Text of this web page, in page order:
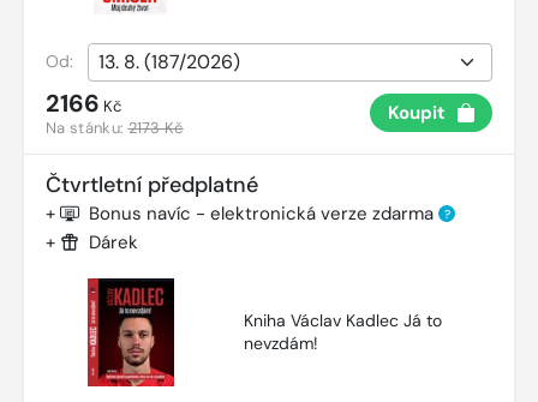
Od:
2166 Kč
Na stánku:2173 Kč
Koupit
Čtvrtletní předplatné
+ Bonus navíc - elektronická verze zdarma ?
+ Dárek
Kniha Václav Kadlec Já to
nevzdám!